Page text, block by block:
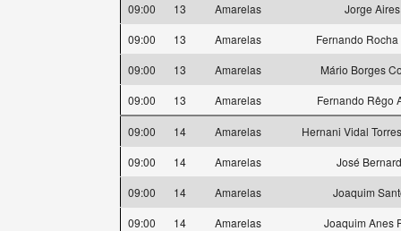
09:00 13 Amarelas
Jorge Aires
09:00
13 Amarelas
Fernando Rocha
09:00
13 Amarelas
Mário Borges
09:00
13 Amarelas Fernando Rêgo
09:00 14 Amarelas
Hernani Vidal
09:00
14 Amarelas
José
09:00
14 Amarelas
Joaquim
09:00
14 Amarelas Joaquim Anes